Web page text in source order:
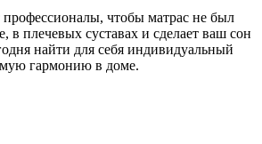
профессионалы, чтобы матрас не был
плечевых суставах и сделает ваш сон
найти для себя индивидуальный
гармонию в доме.